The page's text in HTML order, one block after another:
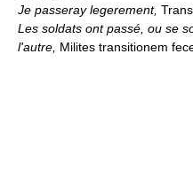
Je passeray legerement,
Les soldats ont passé, ou se
l'autre, Milites transitionem